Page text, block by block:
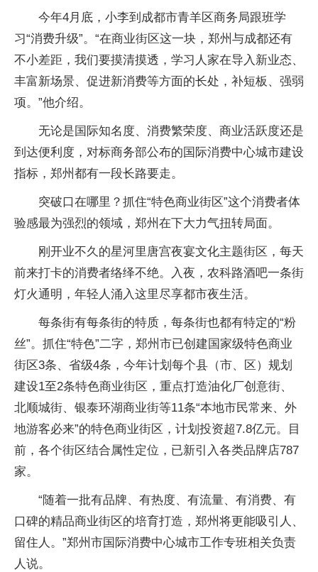
今年4月底，小李到成都市青羊区商务局跟班学
习“消费升级”。“在商业街区这一块，郑州与成都还有
不小差距，我们要摸清摸透，学习人家在导入新业态、
丰富新场景、促进新消费等方面的长处，补短板、强弱
项。”他介绍。
无论是国际知名度、消费繁荣度、商业活跃度还是
到达便利度，对标商务部公布的国际消费中心城市建设
指标，郑州都有一段长路要走。
突破口在哪里？抓住“特色商业街区”这个消费者体
验感最为强烈的领域，郑州在下大力气扭转局面。
刚开业不久的星河里唐宫夜宴文化主题街区，每天
前来打卡的消费者络绎不绝。入夜，农科路酒吧一条街
灯火通明，年轻人涌入这里尽享都市夜生活。
每条街有每条街的特质，每条街也都有特定的“粉
丝”。抓住“特色”二字，郑州市已创建国家级特色商业
街区3条、省级4条，今年计划每个县（市、区）规划
建设1至2条特色商业街区，重点打造油化厂创意街、
北顺城街、银泰环湖商业街等11条“本地市民常来、外
地游客必来”的特色商业街区，计划投资超7.8亿元。目
前，各个街区结合属性定位，已新引入各类品牌店787
家。
“随着一批有品牌、有热度、有流量、有消费、有
口碑的精品商业街区的培育打造，郑州将更能吸引人、
留住人。”郑州市国际消费中心城市工作专班相关负责
人说。